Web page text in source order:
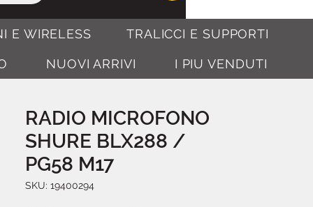
E WIRELESS TRALICCI E SUPPORTI
NUOVI ARRIVI I PIU VENDUTI
RADIO MICROFONO
SHURE BLX288 /
PG58 M17
SKU: 19400294